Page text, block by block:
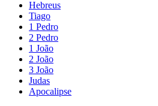
Hebreus
Tiago
1 Pedro
2 Pedro
1 João
2 João
3 João
Judas
Apocalipse